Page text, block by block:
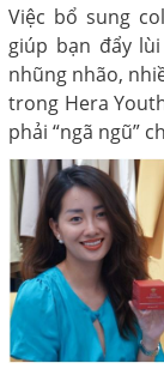
Việc bổ sung
giúp bạn đẩy
nhũng nhão,
trong Hera
phải “ngã ngũ”